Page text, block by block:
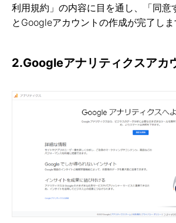
利用規約」の内容に目を通し、「同意
とGoogleアカウントの作成が完了しま
2.Googleアナリティクスアカ